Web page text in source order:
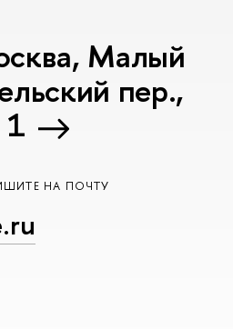
Малый
пер.,
НА ПОЧТУ